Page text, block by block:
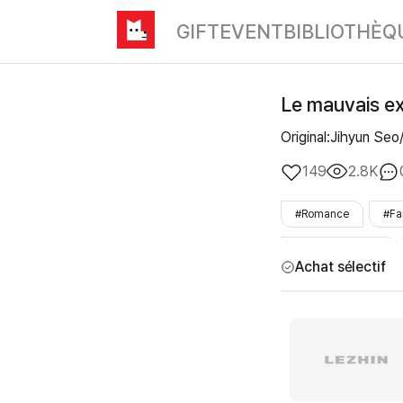
GIFTEVENT
Le mauvais
Original:Jihyun
149
2.8K
#Romance
Achat sélectif